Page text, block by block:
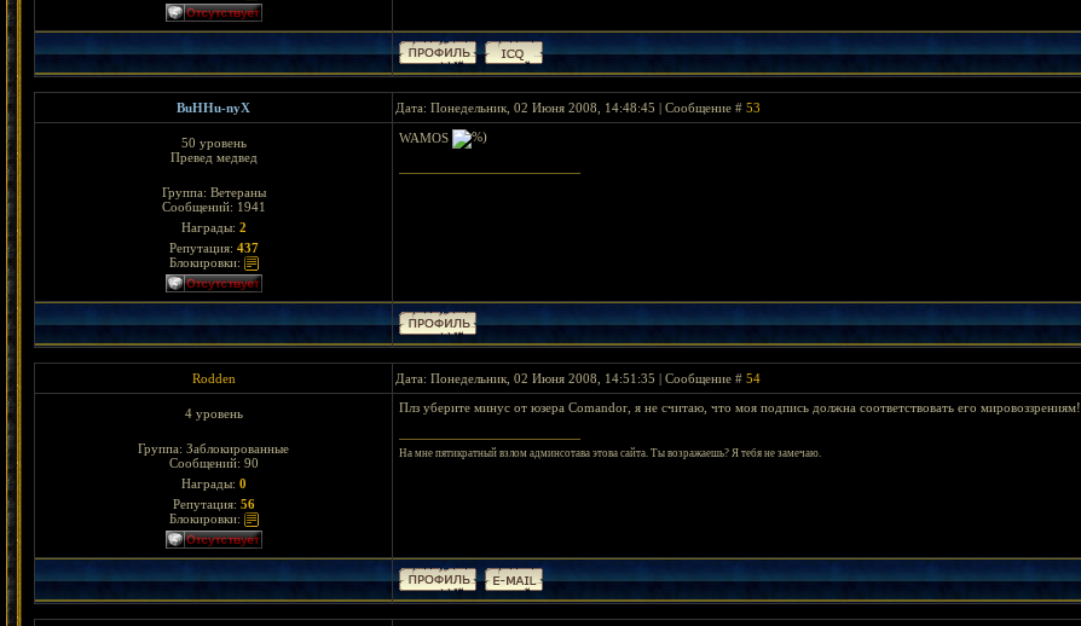
BuHHu-nyX Дата: Понедельник, 02 Июня 2008, 14:48:45 | Сообщение # 53
50 уровень
Превед медвед
Группа: Ветераны
Сообщений: 1941
Награды: 2
Репутация: 437
Блокировки:
WAMOS
Rodden Дата: Понедельник, 02 Июня 2008, 14:51:35 | Сообщение # 54
4 уровень
Группа: Заблокированные
Сообщений: 90
Награды: 0
Репутация: 56
Блокировки:
Плз уберите минус от юзера Comandor, я не считаю, что моя подпись должна соответствовать его мировоззрениям!
На мне пятикратный взлом админсотава этова сайта. Ты возражаешь? Я тебя не замечаю.